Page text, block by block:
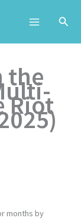
the
Riot
months by